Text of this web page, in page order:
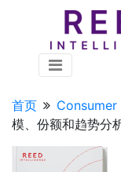
首页
模、份额和趋势分